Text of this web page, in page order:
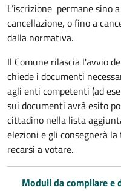
L’iscrizione permane sino
cancellazione, o fino a
dalla normativa.
Il Comune rilascia l'avvio
chiede i documenti
agli enti competenti (ad
sui documenti avrà esito
cittadino nella lista
elezioni e gli consegnerà
recarsi a votare.
Moduli da compilare e